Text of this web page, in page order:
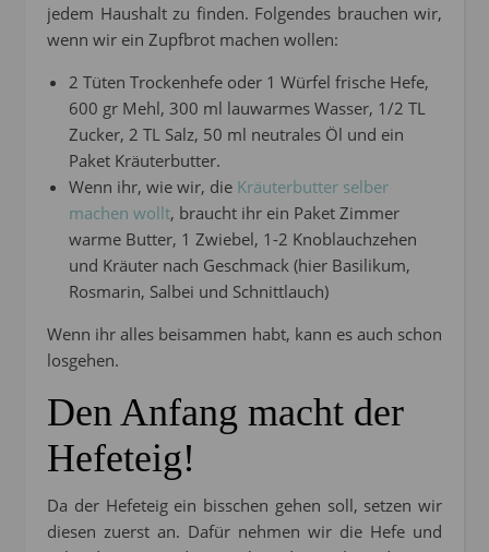
jedem Haushalt zu finden. Folgendes brauchen wir,
wenn wir ein Zupfbrot machen wollen:
2 Tüten Trockenhefe oder 1 Würfel frische Hefe,
600 gr Mehl, 300 ml lauwarmes Wasser, 1/2 TL
Zucker, 2 TL Salz, 50 ml neutrales Öl und ein
Paket Kräuterbutter.
Wenn ihr, wie wir, die Kräuterbutter selber
machen wollt, braucht ihr ein Paket Zimmer
warme Butter, 1 Zwiebel, 1-2 Knoblauchzehen
und Kräuter nach Geschmack (hier Basilikum,
Rosmarin, Salbei und Schnittlauch)
Wenn ihr alles beisammen habt, kann es auch schon
losgehen.
Den Anfang macht der
Hefeteig!
Da der Hefeteig ein bisschen gehen soll, setzen wir
diesen zuerst an. Dafür nehmen wir die Hefe und